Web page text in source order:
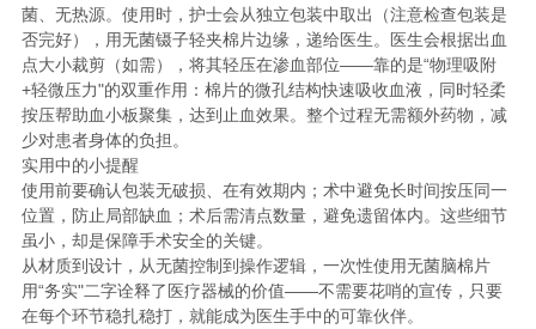
菌、无热源。使用时，护士会从独立包装中取出（注意检查包装是
否完好），用无菌镊子轻夹棉片边缘，递给医生。医生会根据出血
点大小裁剪（如需），将其轻压在渗血部位——靠的是“物理吸附
+轻微压力"的双重作用：棉片的微孔结构快速吸收血液，同时轻柔
按压帮助血小板聚集，达到止血效果。整个过程无需额外药物，减
少对患者身体的负担。
实用中的小提醒
使用前要确认包装无破损、在有效期内；术中避免长时间按压同一
位置，防止局部缺血；术后需清点数量，避免遗留体内。这些细节
虽小，却是保障手术安全的关键。
从材质到设计，从无菌控制到操作逻辑，一次性使用无菌脑棉片
用“务实"二字诠释了医疗器械的价值——不需要花哨的宣传，只要
在每个环节稳扎稳打，就能成为医生手中的可靠伙伴。